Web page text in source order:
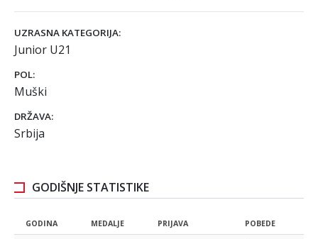
UZRASNA KATEGORIJA:
Junior U21
POL:
Muški
DRŽAVA:
Srbija
GODIŠNJE STATISTIKE
GODINA MEDALJE PRIJAVA POBEDE